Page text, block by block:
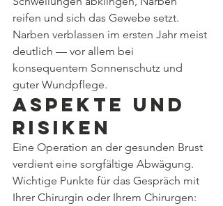
reifen und sich das Gewebe setzt.
Narben verblassen im ersten Jahr meist
deutlich — vor allem bei
konsequentem Sonnenschutz und
guter Wundpflege.
Aspekte und
Risiken
Eine Operation an der gesunden Brust
verdient eine sorgfältige Abwägung.
Wichtige Punkte für das Gespräch mit
Ihrer Chirurgin oder Ihrem Chirurgen: